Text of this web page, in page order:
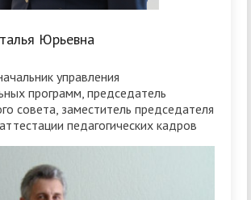
Юрьевна
управления
программ, председатель
совета, заместитель председателя
педагогических кадров